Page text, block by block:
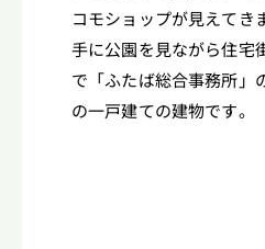
コモショップが見えてき
手に公園を見ながら住宅
で「ふたば総合事務所」
の一戸建ての建物です。